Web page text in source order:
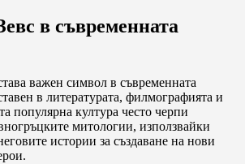
в съвременната
важен символ в съвременната
в литературата, филмографията и
популярна култура често черпи
митологии, използвайки
истории за създаване на нови